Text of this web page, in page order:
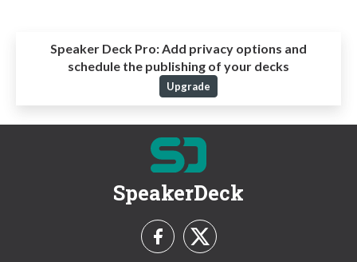
Speaker Deck Pro:Add privacy options and
schedule the publishing of your decks
Upgrade
SpeakerDeck